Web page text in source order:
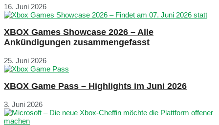
16. Juni 2026
XBOX Games Showcase 2026 – Alle
Ankündigungen zusammengefasst
25. Juni 2026
XBOX Game Pass – Highlights im Juni 2026
3. Juni 2026